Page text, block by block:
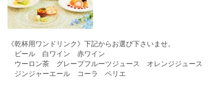
《乾杯用ワンドリンク》下記からお選び下さいませ。
ビール 白ワイン 赤ワイン
ウーロン茶 グレープフルーツジュース オレンジジュース
ジンジャーエール コーラ ペリエ